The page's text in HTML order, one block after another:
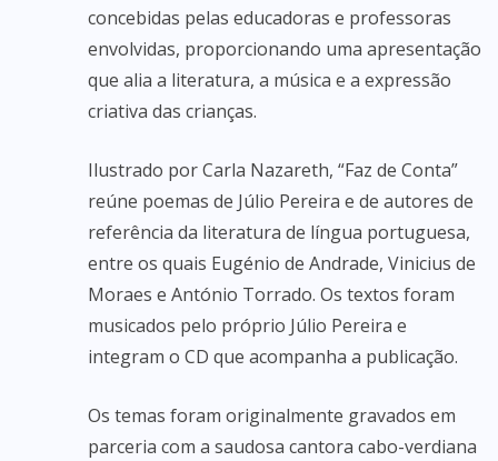
concebidas pelas educadoras e professoras
envolvidas, proporcionando uma apresentação
que alia a literatura, a música e a expressão
criativa das crianças.
Ilustrado por Carla Nazareth, “Faz de Conta”
reúne poemas de Júlio Pereira e de autores de
referência da literatura de língua portuguesa,
entre os quais Eugénio de Andrade, Vinicius de
Moraes e António Torrado. Os textos foram
musicados pelo próprio Júlio Pereira e
integram o CD que acompanha a publicação.
Os temas foram originalmente gravados em
parceria com a saudosa cantora cabo-verdiana